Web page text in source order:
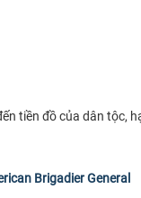
tiền đồ của dân tộc,
Brigadier General